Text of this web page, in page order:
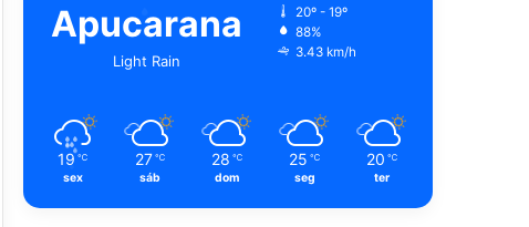
Apucarana
Light Rain
20º - 19º
88%
3.43 km/h
19 ℃
sex
27 ℃
sáb
28 ℃
dom
25 ℃
seg
20 ℃
ter